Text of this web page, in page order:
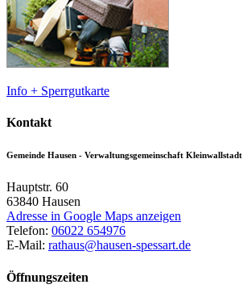
Info + Sperrgutkarte
Kontakt
Gemeinde Hausen - Verwaltungsgemeinschaft Kleinwallstadt
Hauptstr. 60
63840 Hausen
Adresse in Google Maps anzeigen
Telefon: 06022 654976
E-Mail: rathaus@hausen-spessart.de
Öffnungszeiten